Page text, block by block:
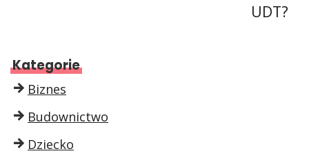
UDT?
Kategorie
Biznes
Budownictwo
Dziecko